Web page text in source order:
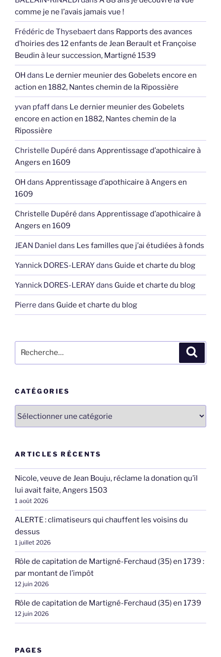
comme je ne l’avais jamais vue !
Frédéric de Thysebaertdans Rapports des avances
d’hoiries des 12 enfants de Jean Berault et Françoise
Beudin à leur succession, Martigné 1539
OH dans Le dernier meunier des Gobelets encore en
action en 1882, Nantes chemin de la Ripossière
yvan pfaffdans Le dernier meunier des Gobelets
encore en action en 1882, Nantes chemin de la
Ripossière
Christelle Dupéré dans Apprentissage d’apothicaire à
Angers en 1609
OH dans Apprentissage d’apothicaire à Angers en
1609
Christelle Dupéré dans Apprentissage d’apothicaire à
Angers en 1609
JEAN Daniel dans Les familles que j’ai étudiées à fonds
Yannick DORES-LERAYdans Guide et charte du blog
Yannick DORES-LERAYdans Guide et charte du blog
Pierre dans Guide et charte du blog
pour
CATÉGORIES
ARTICLES RÉCENTS
Nicole, veuve de Jean Bouju, réclame la donation qu’il
lui avait faite, Angers 1503
1 août 2026
ALERTE : climatiseurs qui chauffent les voisins du
dessus
1 juillet 2026
Rôle de capitation de Martigné-Ferchaud (35) en 1739 :
par montant de l’impôt
12 juin 2026
Rôle de capitation de Martigné-Ferchaud (35) en 1739
12 juin 2026
PAGES